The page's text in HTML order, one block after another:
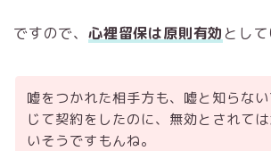
ですので、 心裡留保は原則有効として
嘘をつかれた相手方も、嘘と知らな
じて契約をしたのに、無効とされては
いそうですもんね。